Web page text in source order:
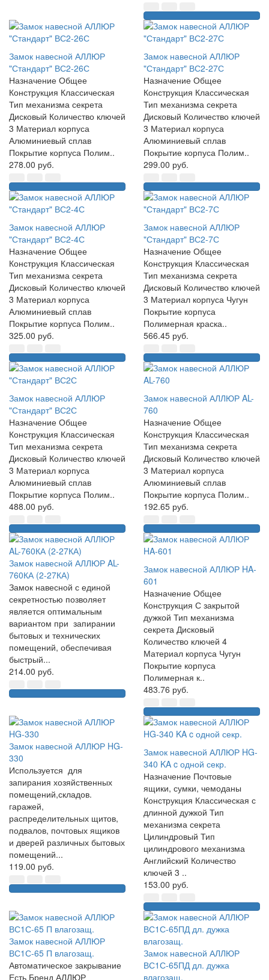
Замок навесной АЛЛЮР
"Стандарт" ВС2-26С
Назначение Общее
Конструкция Классическая
Тип механизма секрета
Дисковый Количество ключей
3 Материал корпуса
Алюминиевый сплав
Покрытие корпуса Полим..
278.00 руб.
Замок навесной АЛЛЮР
"Стандарт" ВС2-27С
Назначение Общее
Конструкция Классическая
Тип механизма секрета
Дисковый Количество ключей
3 Материал корпуса
Алюминиевый сплав
Покрытие корпуса Полим..
299.00 руб.
Замок навесной АЛЛЮР
"Стандарт" ВС2-4С
Назначение Общее
Конструкция Классическая
Тип механизма секрета
Дисковый Количество ключей
3 Материал корпуса
Алюминиевый сплав
Покрытие корпуса Полим..
325.00 руб.
Замок навесной АЛЛЮР
"Стандарт" ВС2-7С
Назначение Общее
Конструкция Классическая
Тип механизма секрета
Дисковый Количество ключей
3 Материал корпуса Чугун
Покрытие корпуса
Полимерная краска..
566.45 руб.
Замок навесной АЛЛЮР
"Стандарт" ВС2С
Назначение Общее
Конструкция Классическая
Тип механизма секрета
Дисковый Количество ключей
3 Материал корпуса
Алюминиевый сплав
Покрытие корпуса Полим..
488.00 руб.
Замок навесной АЛЛЮР AL-
760
Назначение Общее
Конструкция Классическая
Тип механизма секрета
Дисковый Количество ключей
3 Материал корпуса
Алюминиевый сплав
Покрытие корпуса Полим..
192.65 руб.
Замок навесной АЛЛЮР AL-
760КА (2-27КА)
Замок навесной с единой
секретностью позволяет
является оптимальным
вариантом при запирании
бытовых и технических
помещений, обеспечивая
быстрый...
214.00 руб.
Замок навесной АЛЛЮР HA-
601
Назначение Общее
Конструкция С закрытой
дужкой Тип механизма
секрета Дисковый
Количество ключей 4
Материал корпуса Чугун
Покрытие корпуса
Полимерная к..
483.76 руб.
Замок навесной АЛЛЮР HG-
330
Используется для
запирания хозяйственных
помещений,складов.
гаражей,
распределительных щитов,
подвалов, почтовых ящиков
и дверей различных бытовых
помещений...
119.00 руб.
Замок навесной АЛЛЮР HG-
340 KA c одной секр.
Назначение Почтовые
ящики, сумки, чемоданы
Конструкция Классическая с
длинной дужкой Тип
механизма секрета
Цилиндровый Тип
цилиндрового механизма
Английский Количество
ключей 3 ..
153.00 руб.
Замок навесной АЛЛЮР
ВС1С-65 П влагозащ.
Автоматическое закрывание
Есть Бренд АЛЛЮР
Замок навесной АЛЛЮР
ВС1С-65ПД дл. дужка
влагозащ.